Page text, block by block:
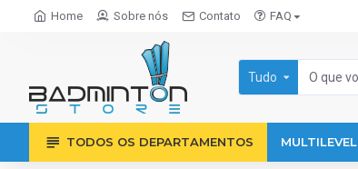
Home Sobre nós Contato FAQ
Tudo
TODOS OS DEPARTAMENTOS MULTILEVEL